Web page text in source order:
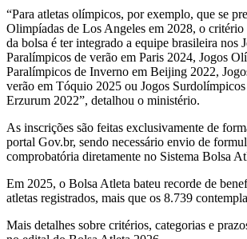
“Para atletas olímpicos, por exemplo, que se
Olimpíadas de Los Angeles em 2028, o critério
da bolsa é ter integrado a equipe brasileira nos
Paralímpicos de verão em Paris 2024, Jogos
Paralímpicos de Inverno em Beijing 2022,
verão em Tóquio 2025 ou Jogos
Erzurum 2022”, detalhou o ministério.
As inscrições são feitas exclusivamente de
portal Gov.br, sendo necessário envio de
comprobatória diretamente no Sistema Bolsa
Em 2025, o Bolsa Atleta bateu recorde de
atletas registrados, mais que os 8.739
Mais detalhes sobre critérios, categorias e